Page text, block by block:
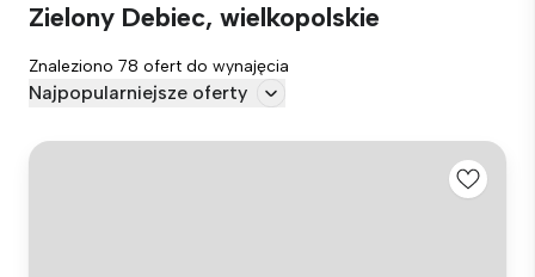
Zielony Debiec, wielkopolskie
Znaleziono 78 ofert do wynajęcia
Najpopularniejsze oferty